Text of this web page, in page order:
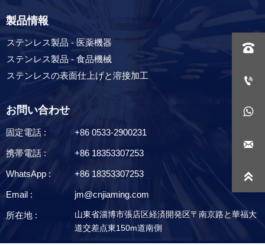
製品情報
ステンレス製品 - 医薬機器
ステンレス製品 - 食品機械
ステンレスの表面仕上げと溶接加工
お問い合わせ
固定電話 : +86 0533-2900231
携帯電話 : +86 18353307253
WhatsApp : +86 18353307253
Email : jm@cnjiaming.com
所在地 :
山東省淄博市張店区経済開発区〒南京路と華福大
道交差点東150m道南側




